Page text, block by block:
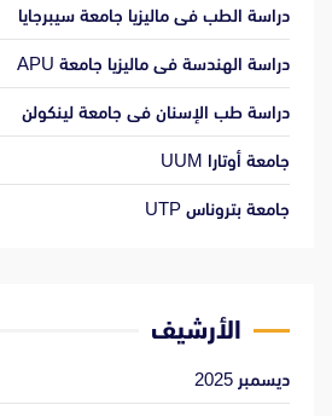
دراسة الطب فى ماليزيا جامعة سيبرجايا
دراسة الهندسة فى ماليزيا جامعة APU
دراسة طب الإسنان فى جامعة لينكولن
جامعة أوتارا UUM
جامعة بتروناس UTP
الأرشيف
ديسمبر 2025